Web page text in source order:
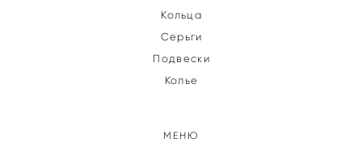
Кольца
Серьги
Подвески
Колье
МЕНЮ